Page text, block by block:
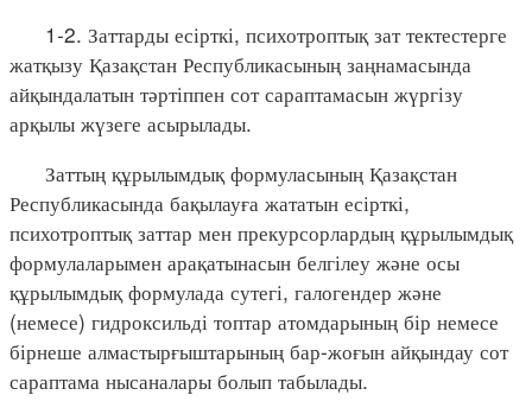
1-2. Заттарды есірткі, психотроптық зат тектестерге
жатқызу Қазақстан Республикасының заңнамасында
айқындалатын тәртіппен сот сараптамасын жүргізу
арқылы жүзеге асырылады.
Заттың құрылымдық формуласының Қазақстан
Республикасында бақылауға жататын есірткі,
психотроптық заттар мен прекурсорлардың құрылымдық
формулаларымен арақатынасын белгілеу және осы
құрылымдық формулада сутегі, галогендер және
(немесе) гидроксильді топтар атомдарының бір немесе
бірнеше алмастырғыштарының бар-жоғын айқындау сот
сараптама нысаналары болып табылады.